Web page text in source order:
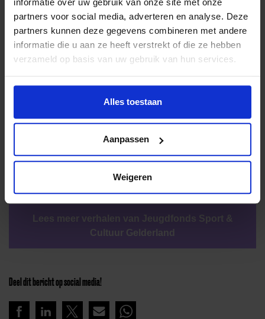
informatie over uw gebruik van onze site met onze
partners voor social media, adverteren en analyse. Deze
partners kunnen deze gegevens combineren met andere
informatie die u aan ze heeft verstrekt of die ze hebben
verzameld op basis van uw gebruik van hun services.
Alles toestaan
Aanpassen
Weigeren
bestaan, mag groeien in bekendheid en er gelijkheid is
voor alle kinderen!
Ook intermediair worden? Lees meer en meld je aan:
Lees meer verhalen
Lees meer verhalen van Jeugdfonds Sport &
Cultuur Gelderland
Deel dit bericht op social media!